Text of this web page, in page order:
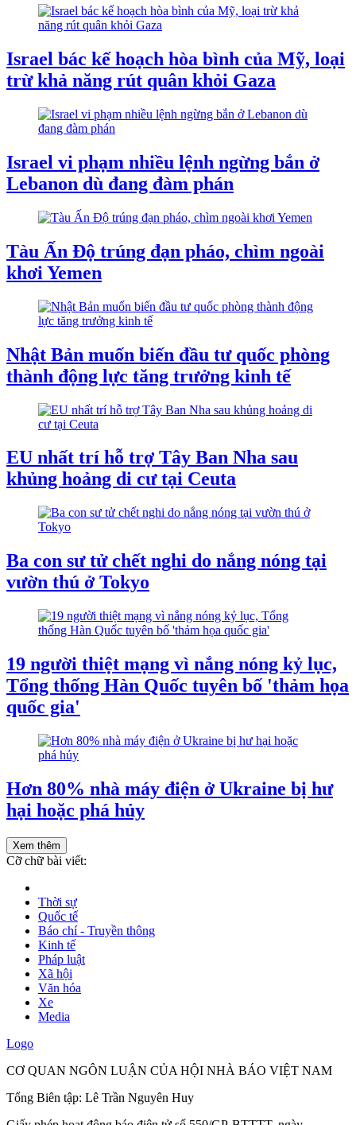
Israel bác kế hoạch hòa bình của Mỹ, loại
trừ khả năng rút quân khỏi Gaza
Israel vi phạm nhiều lệnh ngừng bắn ở
Lebanon dù đang đàm phán
Tàu ​​Ấn Độ trúng đạn pháo, chìm ngoài
khơi Yemen
Nhật Bản muốn biến đầu tư quốc phòng
thành động lực tăng trưởng kinh tế
EU nhất trí hỗ trợ Tây Ban Nha sau
khủng hoảng di cư tại Ceuta
Ba con sư tử chết nghi do nắng nóng tại
vườn thú ở Tokyo
19 người thiệt mạng vì nắng nóng kỷ lục,
Tổng thống Hàn Quốc tuyên bố 'thảm họa
quốc gia'
Hơn 80% nhà máy điện ở Ukraine bị hư
hại hoặc phá hủy
Xem thêm
Cỡ chữ bài viết:
Thời sự
Quốc tế
Báo chí - Truyền thông
Kinh tế
Pháp luật
Xã hội
Văn hóa
Xe
Media
Logo
CƠ QUAN NGÔN LUẬN CỦA HỘI NHÀ BÁO VIỆT NAM
Tổng Biên tập: Lê Trần Nguyên Huy